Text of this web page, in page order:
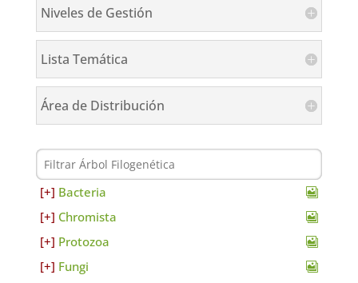
Niveles de Gestión
Lista Temática
Área de Distribución
Bacteria
Chromista
Protozoa
Fungi